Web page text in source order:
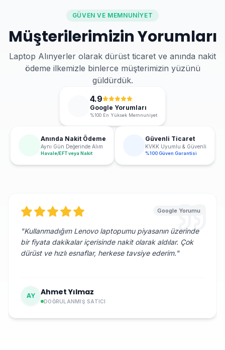
GÜVEN VE MEMNUNIYET
Müşterilerimizin Yorumları
Laptop Alınyerler olarak dürüst ticaret ve anında nakit
ödeme ilkemizle binlerce müşterimizin yüzünü
güldürdük.
4.9
Google Yorumları
%100 En Yüksek Memnuniyet
Anında Nakit Ödeme
Aynı Gün Değerinde Alım
Havale/EFT veya Nakit
Güvenli Ticaret
KVKK Uyumlu & Güvenli
%100 Güven Garantisi
Google Yorumu
"Kullanmadığım Lenovo laptopumu piyasanın üzerinde
bir fiyata dakikalar içerisinde nakit olarak aldılar. Çok
dürüst ve hızlı esnaflar, herkese tavsiye ederim."
AY Ahmet Yılmaz
DOĞRULANMIŞ SATICI